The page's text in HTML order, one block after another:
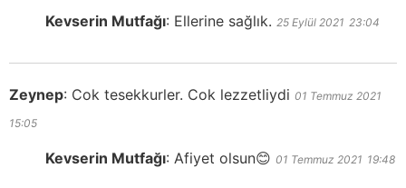
Kevserin Mutfağı: Ellerine sağlık. 25 Eylül 2021 23:04
Zeynep: Cok tesekkurler. Cok lezzetliydi 01 Temmuz 2021
15:05
Kevserin Mutfağı: Afiyet olsun😊 01 Temmuz 2021 19:48